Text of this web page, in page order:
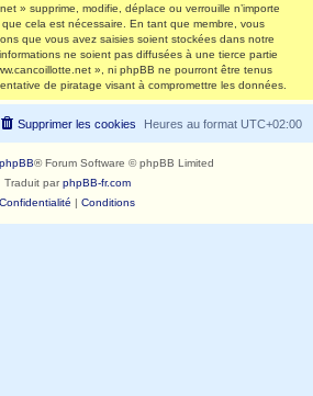
» supprime, modifie, déplace ou verrouille n’importe
cela est nécessaire. En tant que membre, vous
que vous avez saisies soient stockées dans notre
ne soient pas diffusées à une tierce partie
», ni phpBB ne pourront être tenus
de piratage visant à compromettre les données.
Heures au format UTC+02:00
Supprimer les cookies
phpBB® Forum Software © phpBB Limited
Traduit parphpBB-fr.com
Confidentialité | Conditions